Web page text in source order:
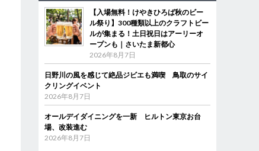
【入場無料！けやきひろば秋のビー
ル祭り】300種類以上のクラフトビー
ルが集まる！土日祝日はアーリーオ
ープンも｜さいたま新都心
2026年8月7日
日野川の風を感じて絶品ジビエも満喫 鳥取のサイ
クリングイベント
2026年8月7日
オールデイダイニングを一新 ヒルトン東京お台
場、改装進む
2026年8月7日